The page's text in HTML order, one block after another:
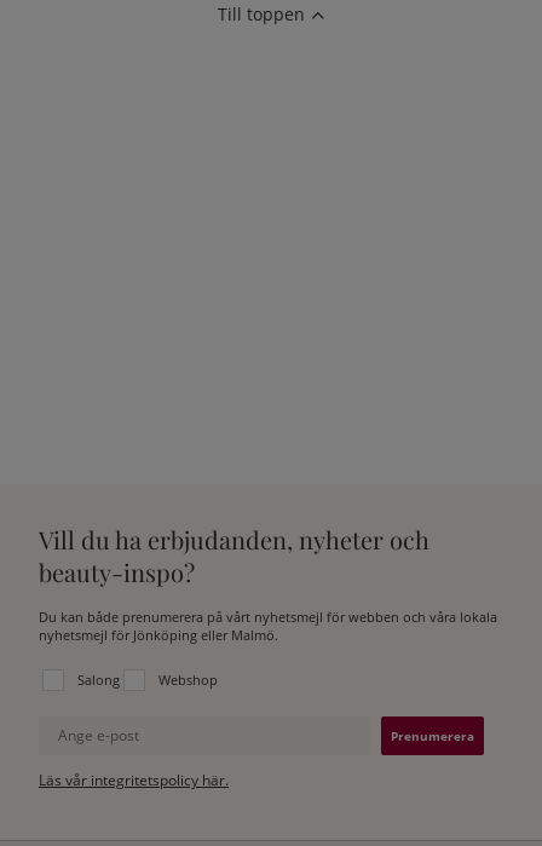
Till toppen
Vill du ha erbjudanden, nyheter och
beauty-inspo?
Du kan både prenumerera på vårt nyhetsmejl för webben och våra lokala
nyhetsmejl för Jönköping eller Malmö.
Välj vilken lista du vill prenumerera på:
Salong Webshop
Ange e-post
Läs vår integritetspolicy här.